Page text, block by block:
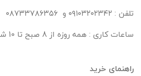
تلفن : ۰۹۱۰۳۲۰۲۳۴۲ و ۰۸۷۳۳۷۸۶۳۵۶
ساعات کاری : همه روزه از 8 صبح تا 10 شب
راهنمای خرید